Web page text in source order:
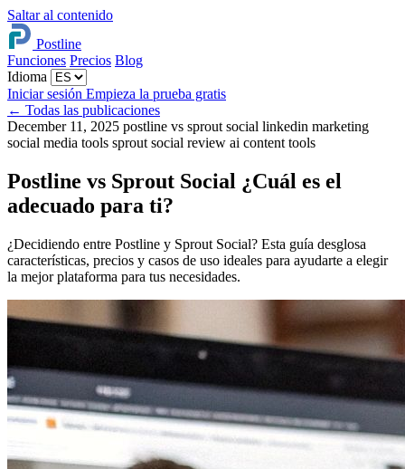
Saltar al contenido
Postline
Funciones Precios Blog
Idioma
Iniciar sesión Empieza la prueba gratis
← Todas las publicaciones
December 11, 2025 postline vs sprout social linkedin marketing
social media tools sprout social review ai content tools
Postline vs Sprout Social ¿Cuál es el
adecuado para ti?
¿Decidiendo entre Postline y Sprout Social? Esta guía desglosa
características, precios y casos de uso ideales para ayudarte a elegir
la mejor plataforma para tus necesidades.